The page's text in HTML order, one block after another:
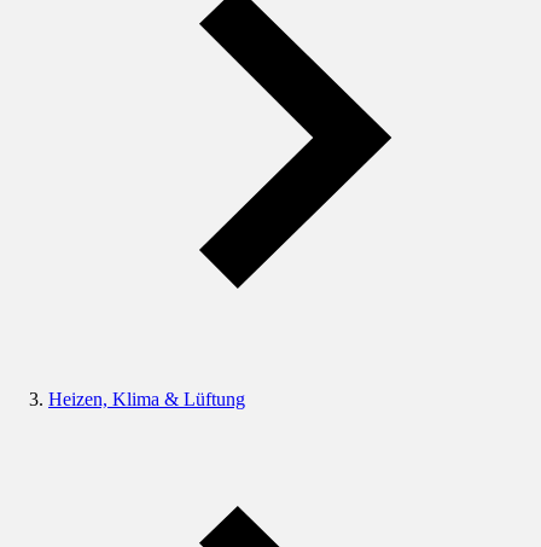
Heizen, Klima & Lüftung